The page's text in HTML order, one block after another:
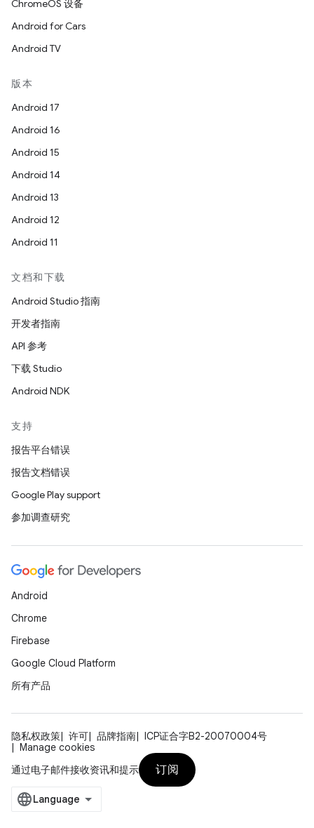
ChromeOS 设备
Android for Cars
Android TV
版本
Android 17
Android 16
Android 15
Android 14
Android 13
Android 12
Android 11
文档和下载
Android Studio 指南
开发者指南
API 参考
下载 Studio
Android NDK
支持
报告平台错误
报告文档错误
Google Play support
参加调查研究
Android
Chrome
Firebase
Google Cloud Platform
所有产品
隐私权政策 许可 品牌指南
ICP证合字B2-20070004号
Manage cookies
通过电子邮件接收资讯和提示
订阅